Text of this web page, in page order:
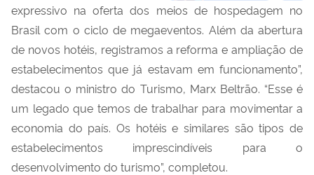
expressivo na oferta dos meios de hospedagem no
Brasil com o ciclo de megaeventos. Além da abertura
de novos hotéis, registramos a reforma e ampliação de
estabelecimentos que já estavam em funcionamento”,
destacou o ministro do Turismo, Marx Beltrão. “Esse é
um legado que temos de trabalhar para movimentar a
economia do país. Os hotéis e similares são tipos de
estabelecimentos imprescindíveis para o
desenvolvimento do turismo”, completou.